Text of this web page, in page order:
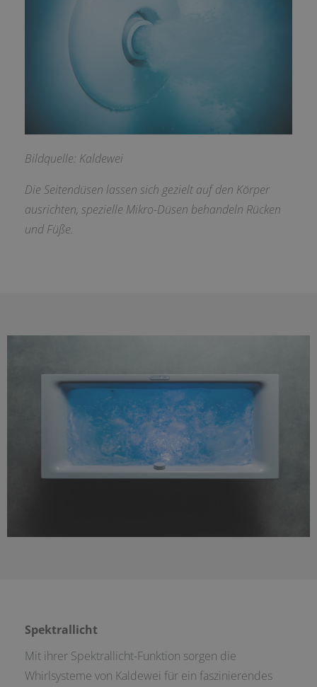
Bildquelle: Kaldewei
Die Seitendüsen lassen sich gezielt auf den Körper
ausrichten, spezielle Mikro-Düsen behandeln Rücken
und Füße.
Spektrallicht
Mit ihrer Spektrallicht-Funktion sorgen die
Whirlsysteme von Kaldewei für ein faszinierendes